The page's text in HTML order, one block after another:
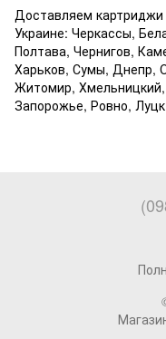
Доставляем картриджи
Украине: Черкассы,
Полтава, Чернигов,
Харьков, Сумы, Днепр,
Житомир,
Запорожье, Ровно,